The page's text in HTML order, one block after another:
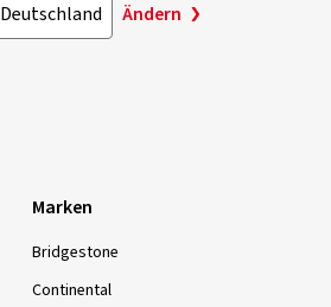
Deutschland Ändern
Marken
Bridgestone
Continental